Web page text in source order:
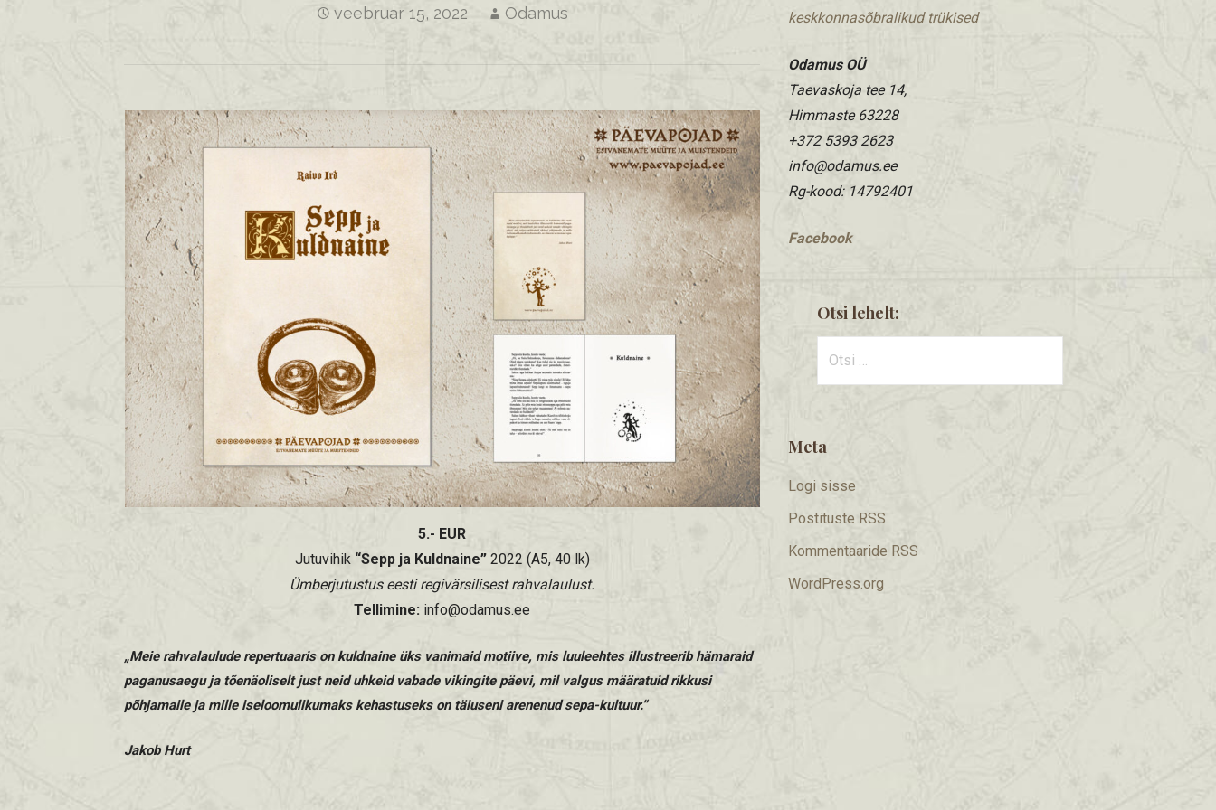
veebruar 15, 2022 Odamus
5.- EUR
Jutuvihik “Sepp ja Kuldnaine”2022 (A5, 40 lk)
Ümberjutustus eesti regivärsilisest rahvalaulust.
Tellimine: info@odamus.ee
„Meie rahvalaulude repertuaaris on kuldnaine üks vanimaid motiive, mis luuleehtes illustreerib hämaraid
paganusaegu ja tõenäoliselt just neid uhkeid vabade vikingite päevi, mil valgus määratuid rikkusi
põhjamaile ja mille iseloomulikumaks kehastuseks on täiuseni arenenud sepa-kultuur.“
Jakob Hurt
keskkonnasõbralikud trükised
Odamus OÜ
Taevaskoja tee 14,
Himmaste 63228
+372 5393 2623
info@odamus.ee
Rg-kood: 14792401
Facebook
Otsi lehelt:
Meta
Logi sisse
Postituste RSS
Kommentaaride RSS
WordPress.org